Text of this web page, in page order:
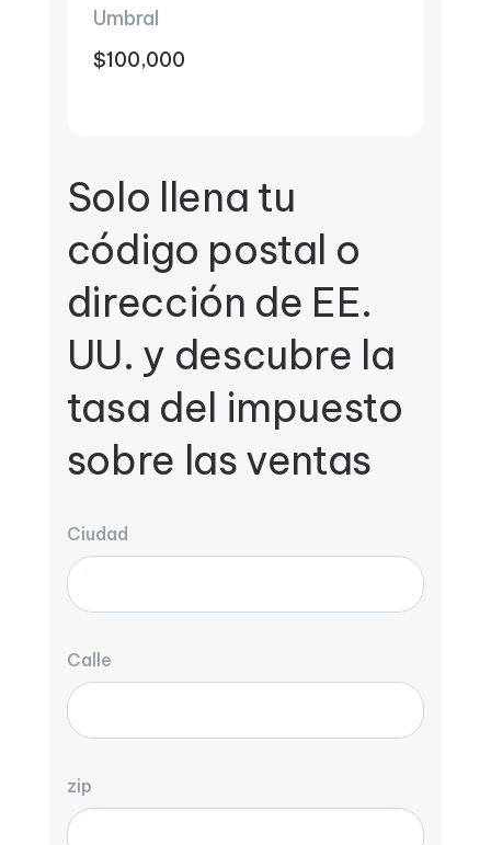
Umbral
$100,000
Solo llena tu
código postal o
dirección de EE.
UU. y descubre la
tasa del impuesto
sobre las ventas
Ciudad
Calle
zip